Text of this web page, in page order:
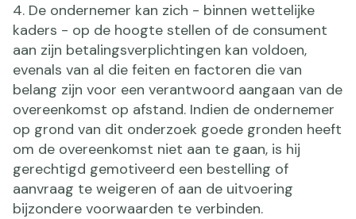
4. De ondernemer kan zich - binnen wettelijke
kaders - op de hoogte stellen of de consument
aan zijn betalingsverplichtingen kan voldoen,
evenals van al die feiten en factoren die van
belang zijn voor een verantwoord aangaan van de
overeenkomst op afstand. Indien de ondernemer
op grond van dit onderzoek goede gronden heeft
om de overeenkomst niet aan te gaan, is hij
gerechtigd gemotiveerd een bestelling of
aanvraag te weigeren of aan de uitvoering
bijzondere voorwaarden te verbinden.